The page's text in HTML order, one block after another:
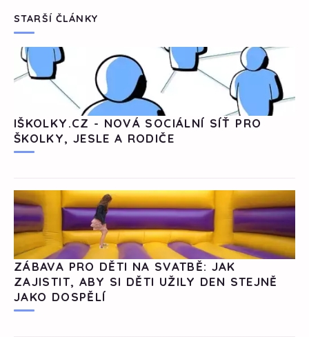
STARŠÍ ČLÁNKY
IŠKOLKY.CZ - NOVÁ SOCIÁLNÍ SÍŤ PRO
ŠKOLKY, JESLE A RODIČE
ZÁBAVA PRO DĚTI NA SVATBĚ: JAK
ZAJISTIT, ABY SI DĚTI UŽILY DEN STEJNĚ
JAKO DOSPĚLÍ